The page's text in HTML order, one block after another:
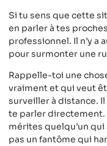
Si tu sens que cette
en parler à tes
professionnel. Il n’y a
pour surmonter une
Rappelle-toi une
vraiment et qui veut
surveiller à distance.
te parler directement.
mérites quelqu’un
pas un fantôme qui